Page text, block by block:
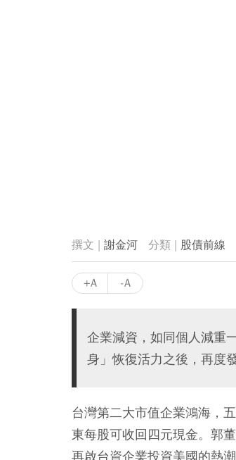
謝金河 股債前線
+A -A
企業減資，如同個人減重
身」恢復活力之後，再度
台灣第二大市值企業鴻海，
東每股可收回四元現金。郭
再啟台資企業投資美國的熱